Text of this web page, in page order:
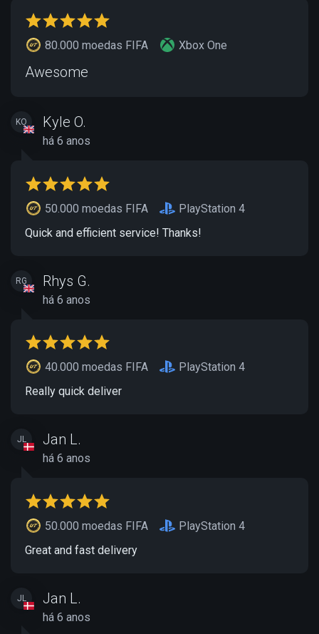
80.000 moedas FIFA Xbox One
Awesome
KO Kyle O.
há 6 anos
50.000 moedas FIFA
PlayStation 4
Quick and efficient service! Thanks!
RG Rhys G.
há 6 anos
40.000 moedas FIFA
PlayStation 4
Really quick deliver
JL Jan L.
há 6 anos
50.000 moedas FIFA
PlayStation 4
Great and fast delivery
JL Jan L.
há 6 anos